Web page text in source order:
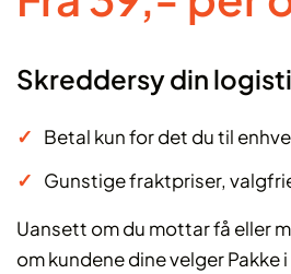
Skreddersy din
Betal kun for det du til
Gunstige fraktpriser,
Uansett om du mottar få eller
om kundene dine velger Pakke